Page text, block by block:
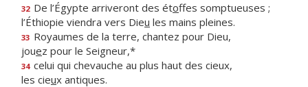
32 De l’Égypte arriveront des étoffes somptueuses ;
l’Éthiopie viendra vers Dieu les mains pleines.
33 Royaumes de la terre, chantez pour Dieu,
jouez pour le Seigneur,*
34 celui qui chevauche au plus haut des cieux,
les cieux antiques.